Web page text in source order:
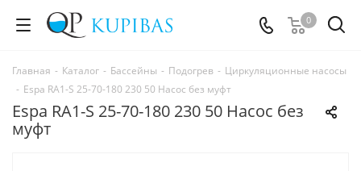
0
Главная - Каталог - Бассейны - Подогрев - Циркуляционные насосы
- Espa RA1-S 25-70-180 230 50 Насос без муфт
Espa RA1-S 25-70-180 230 50 Насос без
муфт